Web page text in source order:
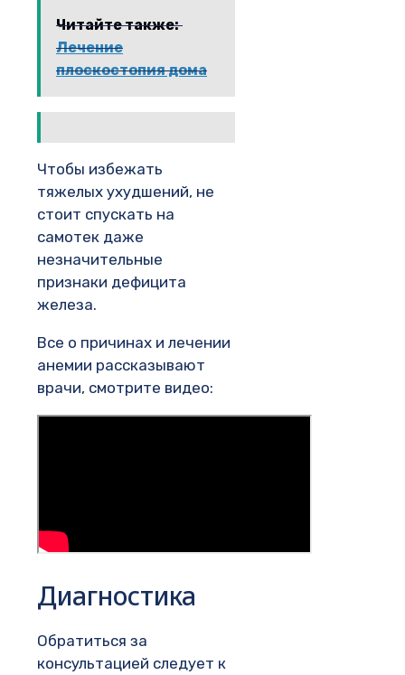
Читайте также:
Лечение
плоскостопия дома
Чтобы избежать
тяжелых ухудшений, не
стоит спускать на
самотек даже
незначительные
признаки дефицита
железа.
Все о причинах и лечении
анемии рассказывают
врачи, смотрите видео:
Диагностика
Обратиться за
консультацией следует к